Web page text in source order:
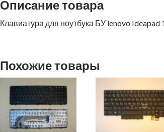
Описание товара
Клавиатура для ноутбука БУ lenovo
Похожие товары